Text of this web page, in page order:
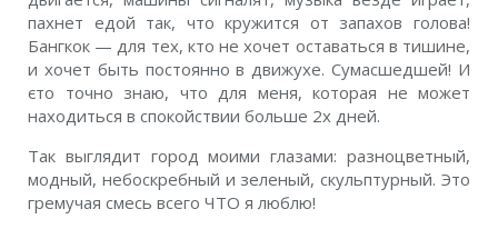
пахнет едой так, что кружится от запахов голова!
Бангкок — для тех, кто не хочет оставаться в тишине,
и хочет быть постоянно в движухе. Сумасшедшей! И
єто точно знаю, что для меня, которая не может
находиться в спокойствии больше 2х дней.
Так выглядит город моими глазами: разноцветный,
модный, небоскребный и зеленый, скульптурный. Это
гремучая смесь всего ЧТО я люблю!